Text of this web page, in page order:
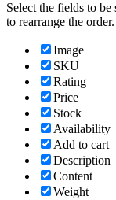
Select the fields to
to rearrange the order.
Image
SKU
Rating
Price
Stock
Availability
Add to cart
Description
Content
Weight